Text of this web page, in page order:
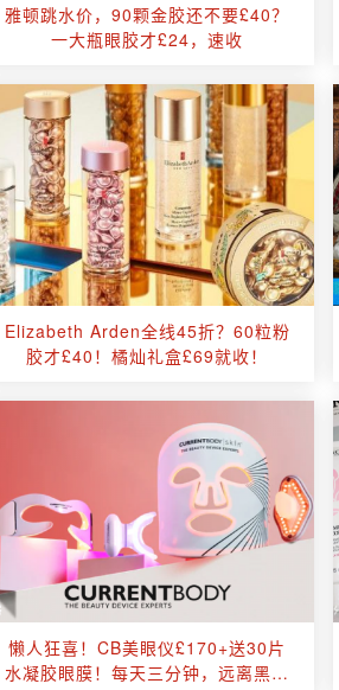
雅顿跳水价，90颗金胶还不要£40？
一大瓶眼胶才£24，速收
Elizabeth Arden全线45折？60粒粉
胶才£40！橘灿礼盒£69就收！
懒人狂喜！CB美眼仪£170+送30片
水凝胶眼膜！每天三分钟，远离黑眼